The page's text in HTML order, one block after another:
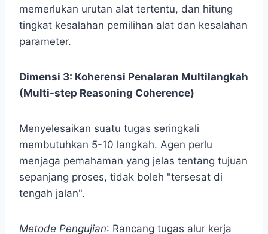
memerlukan urutan alat tertentu, dan hitung
tingkat kesalahan pemilihan alat dan kesalahan
parameter.
Dimensi 3: Koherensi Penalaran Multilangkah
(Multi-step Reasoning Coherence)
Menyelesaikan suatu tugas seringkali
membutuhkan 5-10 langkah. Agen perlu
menjaga pemahaman yang jelas tentang tujuan
sepanjang proses, tidak boleh "tersesat di
tengah jalan".
Metode Pengujian: Rancang tugas alur kerja